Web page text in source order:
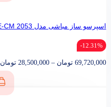
اسپرسو ساز مباشی مدل ME-CM 2053
12.31%-
69,720,000 تومان –
28,500,000 تومان